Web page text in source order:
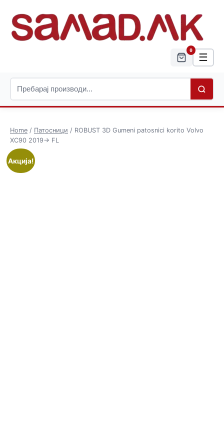
0
☰
Home / Патосници / ROBUST 3D Gumeni patosnici korito Volvo
XC90 2019-> FL
Акција!